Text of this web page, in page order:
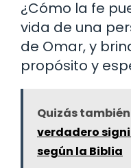
¿Cómo la fe
vida de una
de Omar, y
propósito y
Quizás
verdadero
según la Biblia